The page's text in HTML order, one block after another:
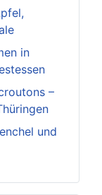
in
–
und